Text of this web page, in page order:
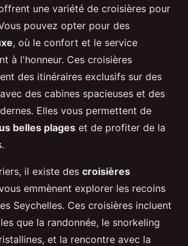
une variété de croisières pour
pouvez opter pour des
, où le confort et le service
à l'honneur. Ces croisières
des itinéraires exclusifs sur des
des cabines spacieuses et des
Elles vous permettent de
belles plages et de profiter de la
il existe des croisières
emmènent explorer les recoins
Seychelles. Ces croisières incluent
que la randonnée, le snorkeling
et la rencontre avec la